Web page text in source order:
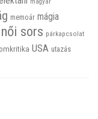
magyar
memoár mágia
női sors párkapcsolat
USA utazás